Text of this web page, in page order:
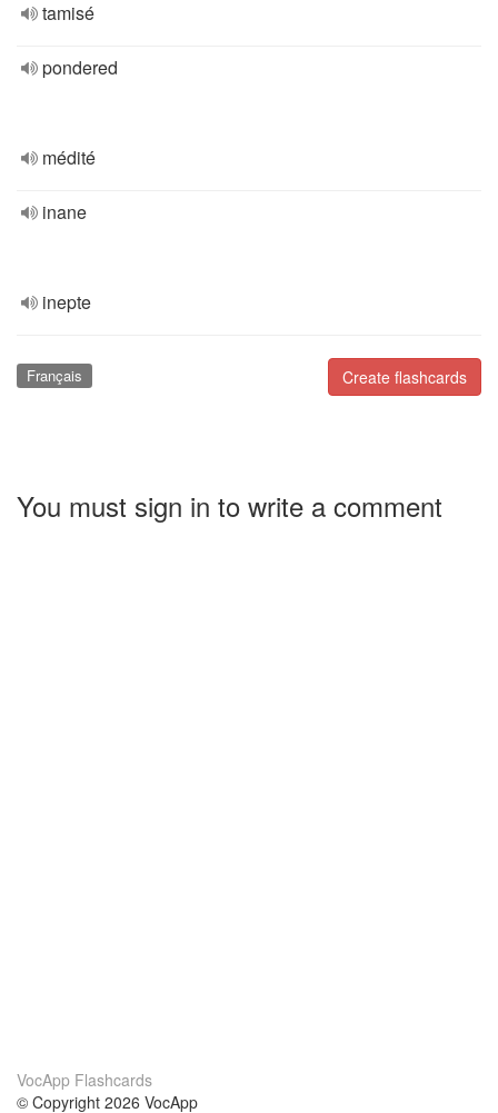
tamisé
pondered
médité
inane
inepte
Create flashcards
Français
You must sign in to write a comment
VocApp Flashcards
© Copyright 2026 VocApp